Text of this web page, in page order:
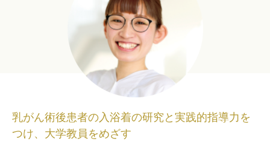
乳がん術後患者の入浴着の研究と実践的指導力を
つけ、大学教員をめざす